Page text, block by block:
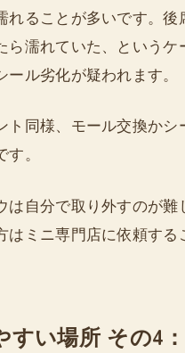
れることが多いです。後
ら濡れていた、というケ
ール劣化が疑われます。
ト同様、モール交換かシ
。
は自分で取り外すのが難
はミニ専門店に依頼する
すい場所 その4